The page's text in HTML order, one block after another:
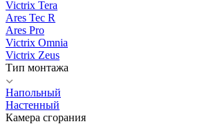
Victrix Tera
Ares Tec R
Ares Pro
Victrix Omnia
Victrix Zeus
Тип монтажа
Напольный
Настенный
Камера сгорания